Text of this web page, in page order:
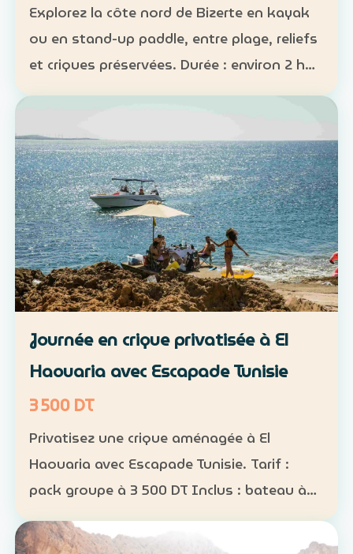
Explorez la côte nord de Bizerte en kayak
ou en stand-up paddle, entre plage, reliefs
et criques préservées. Durée : environ 2 h
30 Distance : environ 5 km Niveau :
sortie …
Journée en crique privatisée à El
Haouaria avec Escapade Tunisie
3 500 DT
Privatisez une crique aménagée à El
Haouaria avec Escapade Tunisie. Tarif :
pack groupe à 3 500 DT Inclus : bateau à
disposition, transfert, activités nautiques
et déjeuner selon la formule convenue Août